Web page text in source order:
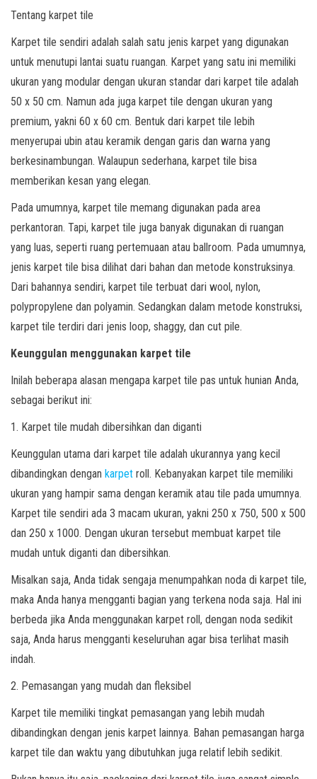
Tentang karpet tile
Karpet tile sendiri adalah salah satu jenis karpet yang digunakan
untuk menutupi lantai suatu ruangan. Karpet yang satu ini memiliki
ukuran yang modular dengan ukuran standar dari karpet tile adalah
50 x 50 cm. Namun ada juga karpet tile dengan ukuran yang
premium, yakni 60 x 60 cm. Bentuk dari karpet tile lebih
menyerupai ubin atau keramik dengan garis dan warna yang
berkesinambungan. Walaupun sederhana, karpet tile bisa
memberikan kesan yang elegan.
Pada umumnya, karpet tile memang digunakan pada area
perkantoran. Tapi, karpet tile juga banyak digunakan di ruangan
yang luas, seperti ruang pertemuaan atau ballroom. Pada umumnya,
jenis karpet tile bisa dilihat dari bahan dan metode konstruksinya.
Dari bahannya sendiri, karpet tile terbuat dari wool, nylon,
polypropylene dan polyamin. Sedangkan dalam metode konstruksi,
karpet tile terdiri dari jenis loop, shaggy, dan cut pile.
Keunggulan menggunakan karpet tile
Inilah beberapa alasan mengapa karpet tile pas untuk hunian Anda,
sebagai berikut ini:
1. Karpet tile mudah dibersihkan dan diganti
Keunggulan utama dari karpet tile adalah ukurannya yang kecil
dibandingkan dengan karpet roll. Kebanyakan karpet tile memiliki
ukuran yang hampir sama dengan keramik atau tile pada umumnya.
Karpet tile sendiri ada 3 macam ukuran, yakni 250 x 750, 500 x 500
dan 250 x 1000. Dengan ukuran tersebut membuat karpet tile
mudah untuk diganti dan dibersihkan.
Misalkan saja, Anda tidak sengaja menumpahkan noda di karpet tile,
maka Anda hanya mengganti bagian yang terkena noda saja. Hal ini
berbeda jika Anda menggunakan karpet roll, dengan noda sedikit
saja, Anda harus mengganti keseluruhan agar bisa terlihat masih
indah.
2. Pemasangan yang mudah dan fleksibel
Karpet tile memiliki tingkat pemasangan yang lebih mudah
dibandingkan dengan jenis karpet lainnya. Bahan pemasangan harga
karpet tile dan waktu yang dibutuhkan juga relatif lebih sedikit.